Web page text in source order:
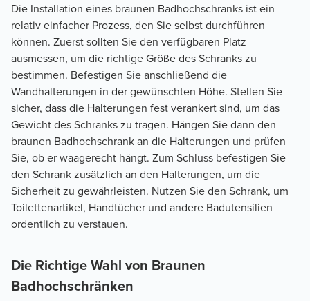
Die Installation eines braunen Badhochschranks ist ein
relativ einfacher Prozess, den Sie selbst durchführen
können. Zuerst sollten Sie den verfügbaren Platz
ausmessen, um die richtige Größe des Schranks zu
bestimmen. Befestigen Sie anschließend die
Wandhalterungen in der gewünschten Höhe. Stellen Sie
sicher, dass die Halterungen fest verankert sind, um das
Gewicht des Schranks zu tragen. Hängen Sie dann den
braunen Badhochschrank an die Halterungen und prüfen
Sie, ob er waagerecht hängt. Zum Schluss befestigen Sie
den Schrank zusätzlich an den Halterungen, um die
Sicherheit zu gewährleisten. Nutzen Sie den Schrank, um
Toilettenartikel, Handtücher und andere Badutensilien
ordentlich zu verstauen.
Die Richtige Wahl von Braunen
Badhochschränken